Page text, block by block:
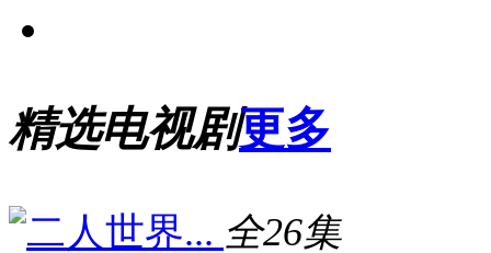
精选电视剧更多
全26集